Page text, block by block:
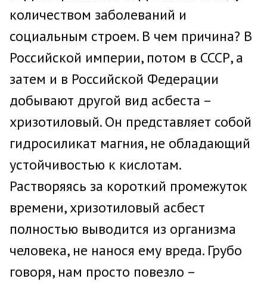
количеством заболеваний и
социальным строем. В чем причина? В
Российской империи, потом в СССР, а
затем и в Российской Федерации
добывают другой вид асбеста –
хризотиловый. Он представляет собой
гидросиликат магния, не обладающий
устойчивостью к кислотам.
Растворяясь за короткий промежуток
времени, хризотиловый асбест
полностью выводится из организма
человека, не нанося ему вреда. Грубо
говоря, нам просто повезло –